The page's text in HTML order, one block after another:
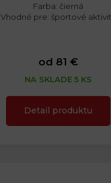
Farba: čierná
Vhodné pre: športové
od 81 €
NA SKLADE 5 KS
Detail produktu